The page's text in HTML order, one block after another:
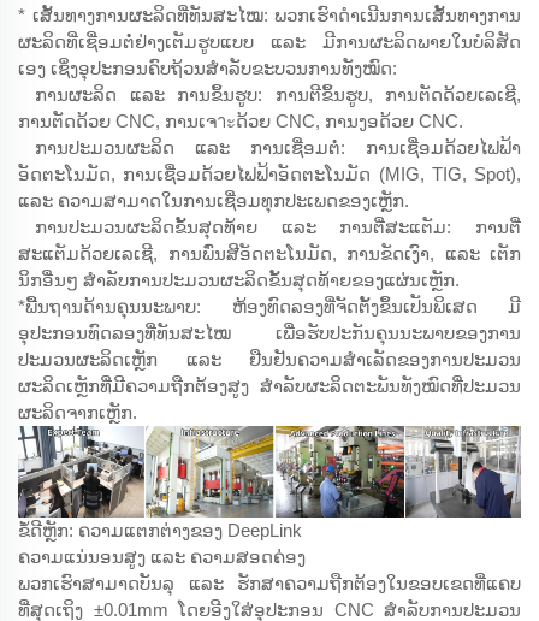
* ເສັ້ນທາງການຜະລິດທີ່ທັນສະໄໝ: ພວກເຮົາດຳເນີນການເສັ້ນທາງການ
ຜະລິດທີ່ເຊື່ອມຕໍ່ຢ່າງເຕັມຮູບແບບ ແລະ ມີການຜະລິດພາຍໃນບໍລິສັດ
ເອງ ເຊິ່ງອຸປະກອນຄົບຖ້ວນສຳລັບຂະບວນການທັງໝົດ:
ການຜະລິດ ແລະ ການຂຶ້ນຮູບ: ການຕີຂຶ້ນຮູບ, ການຕັດດ້ວຍເລເຊີ,
ການຕັດດ້ວຍ CNC, ການເຈาะດ້ວຍ CNC, ການງອດ້ວຍ CNC.
ການປະມວນຜະລິດ ແລະ ການເຊື່ອມຕໍ່: ການເຊື່ອມດ້ວຍໄຟຟ້າ
ອັດຕະໂນມັດ, ການເຊື່ອມດ້ວຍໄຟຟ້າອັດຕະໂນມັດ (MIG, TIG, Spot),
ແລະ ຄວາມສາມາດໃນການເຊື່ອມທຸກປະເພດຂອງເຫຼັກ.
ການປະມວນຜະລິດຂັ້ນສຸດທ້າຍ ແລະ ການຕີ່ສະແຕັມ: ການຕີ່
ສະແຕັມດ້ວຍເລເຊີ, ການພົ່ນສີອັດຕະໂນມັດ, ການຂັດເງົາ, ແລະ ເຕັກ
ນິກອື່ນໆ ສຳລັບການປະມວນຜະລິດຂັ້ນສຸດທ້າຍຂອງແຜ່ນເຫຼັກ.
*ພື້ນຖານດ້ານຄຸນນະພາບ: ຫ້ອງທົດລອງທີ່ຈັດຕັ້ງຂຶ້ນເປັນພິເສດ ມີ
ອຸປະກອນທົດລອງທີ່ທັນສະໄໝ ເພື່ອຮັບປະກັນຄຸນນະພາບຂອງການ
ປະມວນຜະລິດເຫຼັກ ແລະ ຢືນຢັນຄວາມສຳເລັດຂອງການປະມວນ
ຜະລິດເຫຼັກທີ່ມີຄວາມຖືກຕ້ອງສູງ ສຳລັບຜະລິດຕະພັນທັງໝົດທີ່ປະມວນ
ຜະລິດຈາກເຫຼັກ.
ຂໍ້ດີຫຼັກ: ຄວາມແຕກຕ່າງຂອງ DeepLink
ຄວາມແນ່ນອນສູງ ແລະ ຄວາມສອດຄ່ອງ
ພວກເຮົາສາມາດບັນລຸ ແລະ ຮັກສາຄວາມຖືກຕ້ອງໃນຂອບເຂດທີ່ແຄບ
ທີ່ສຸດເຖິງ ±0.01mm ໂດຍອີງໃສ່ອຸປະກອນ CNC ສຳລັບການປະມວນ